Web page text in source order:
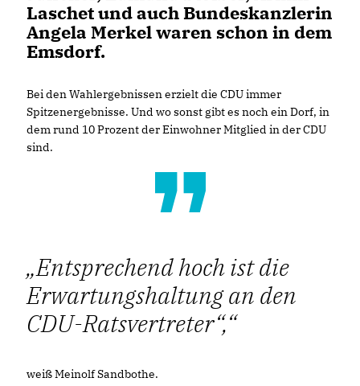
Laschet und auch Bundeskanzlerin
Angela Merkel waren schon in dem
Emsdorf.
Bei den Wahlergebnissen erzielt die CDU immer
Spitzenergebnisse. Und wo sonst gibt es noch ein Dorf, in
dem rund 10 Prozent der Einwohner Mitglied in der CDU
sind.
Entsprechend hoch ist die
Erwartungshaltung an den
CDU-Ratsvertreter“,
weiß Meinolf Sandbothe.